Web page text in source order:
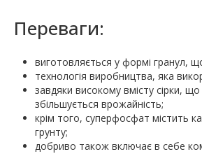
Переваги:
виготовляється у формі гранул,
технологія виробництва, яка
завдяки високому вмісту сірки,
збільшується врожайність;
крім того, суперфосфат містить
грунту;
добриво також включає в себе